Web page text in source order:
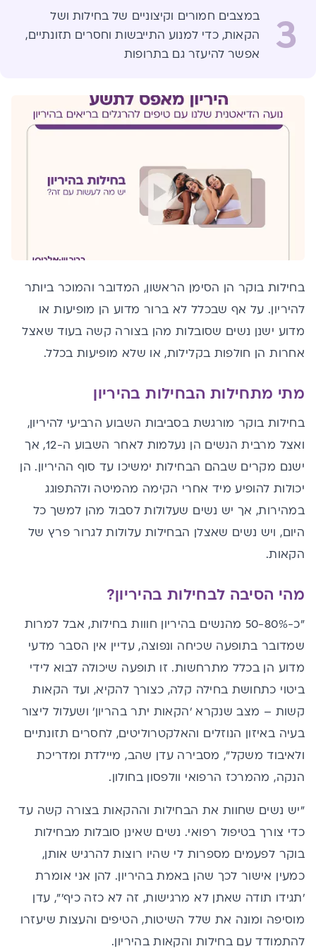
3
במצבים חמורים וקיצוניים של בחילות ושל
הקאות, כדי למנוע התייבשות וחסרים תזונתיים,
אפשר להיעזר גם בתרופות
בחילות בוקר הן הסימן הראשון, המדובר והמוכר ביותר
להיריון. על אף שבכלל לא ברור מדוע הן מופיעות או
מדוע ישנן נשים שסובלות מהן בצורה קשה בעוד שאצל
אחרות הן חולפות בקלילות, או שלא מופיעות בכלל.
מתי מתחילות הבחילות בהיריון
בחילות בוקר מורגשת בסביבות השבוע הרביעי להיריון,
ואצל מרבית הנשים הן נעלמות לאחר השבוע ה-12, אך
ישנם מקרים שבהם הבחילות ימשיכו עד סוף ההיריון. הן
יכולות להופיע מיד אחרי הקימה מהמיטה ולהתפוגג
במהירות, אך יש נשים שעלולות לסבול מהן למשך כל
היום, ויש נשים שאצלן הבחילות עלולות לגרור פרץ של
הקאות.
מהי הסיבה לבחילות בהיריון?
"כ-50-80% מהנשים בהיריון חווות בחילות, אבל למרות
שמדובר בתופעה שכיחה ונפוצה, עדיין אין הסבר מדעי
מדוע הן בכלל מתרחשות. זו תופעה שיכולה לבוא לידי
ביטוי כתחושת בחילה קלה, כצורך להקיא, ועד הקאות
קשות – מצב שנקרא 'הקאות יתר בהריון' ושעלול ליצור
בעיה באיזון הנוזלים והאלקטרוליטים, לחסרים תזונתיים
ולאיבוד משקל", מסבירה עדן שהב, מיילדת ומדריכת
הנקה, מהמרכז הרפואי וולפסון בחולון.
"יש נשים שחוות את הבחילות וההקאות בצורה קשה עד
כדי צורך בטיפול רפואי. נשים שאינן סובלות מבחילות
בוקר לפעמים מספרות לי שהיו רוצות להרגיש אותן,
כמעין אישור לכך שהן באמת בהיריון. להן אני אומרת
'תגידו תודה שאתן לא מרגישות, זה לא כזה כיף'", עדן
מוסיפה ומונה את שלל השיטות, הטיפים והעצות שיעזרו
להתמודד עם בחילות והקאות בהיריון.